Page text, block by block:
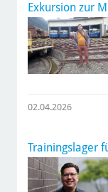
Exkursion zur
02.04.2026
Trainingslager